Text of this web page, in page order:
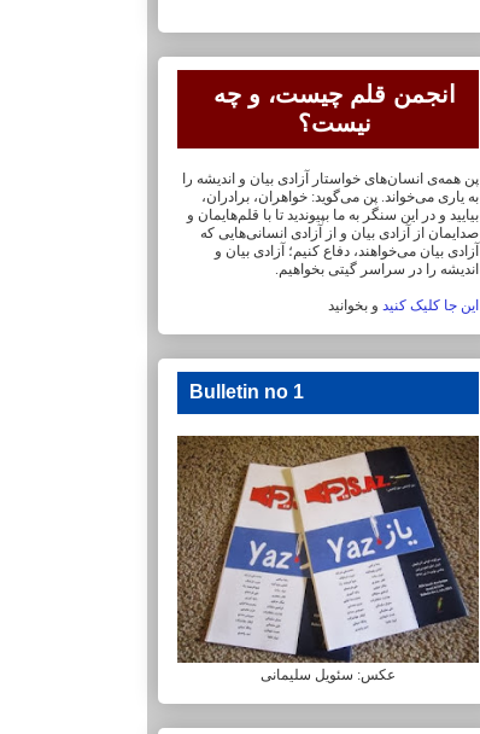
انجمن قلم چیست، و چه
نیست؟
پن همه‌ی انسان‌های خواستار آزادی بیان و اندیشه را
به یاری می‌خواند. پن می‌گوید: خواهران، ‏برادران،
بیایید و در این سنگر به ما بپیوندید تا با قلم‌هایمان‏ و
صدایمان از آزادی بیان و از آزادی ‏انسانی‌هایی که
آزادی بیان می‌خواهند، دفاع کنیم؛ آزادی بیان و
اندیشه را در سراسر گیتی ‏بخواهیم.
این جا کلیک کنید و بخوانید
Bulletin no 1
عکس: سئویل سلیمانی